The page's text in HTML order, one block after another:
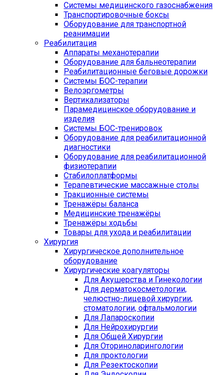
Системы медицинского газоснабжения
Транспортировочные боксы
Оборудование для транспортной
реанимации
Реабилитация
Аппараты механотерапии
Оборудование для бальнеотерапии
Реабилитационные беговые дорожки
Системы БОС-терапии
Велоэргометры
Вертикализаторы
Парамедицинское оборудование и
изделия
Системы БОС-тренировок
Оборудование для реабилитационной
диагностики
Оборудование для реабилитационной
физиотерапии
Стабилоплатформы
Терапевтические массажные столы
Тракционные системы
Тренажёры баланса
Медицинские тренажёры
Тренажёры ходьбы
Товары для ухода и реабилитации
Хирургия
Хирургическое дополнительное
оборудование
Хирургические коагуляторы
Для Акушерства и Гинекологии
Для дерматокосметологии,
челюстно-лицевой хирургии,
стоматологии, офтальмологии
Для Лапароскопии
Для Нейрохирургии
Для Общей Хирургии
Для Оториноларингологии
Для проктологии
Для Резектоскопии